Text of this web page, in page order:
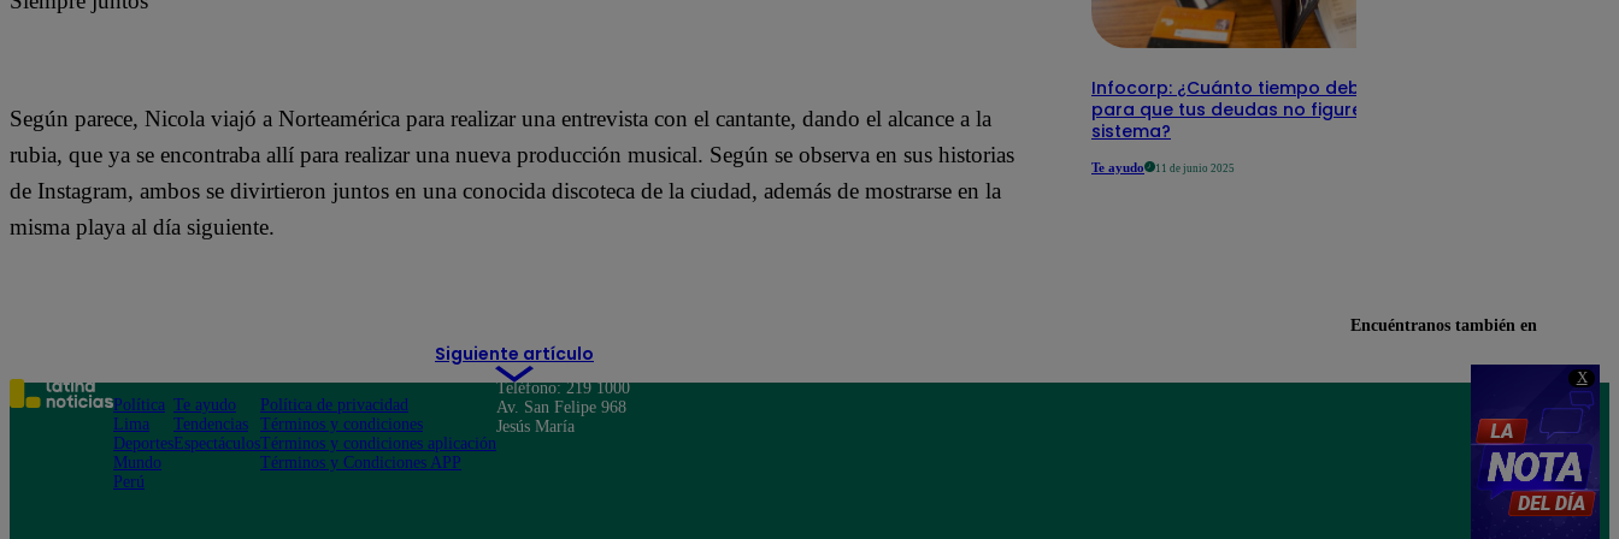
X
Según parece, Nicola viajó a Norteamérica para realizar una entrevista con el cantante, dando el alcance a la
rubia, que ya se encontraba allí para realizar una nueva producción musical. Según se observa en sus historias
de Instagram, ambos se divirtieron juntos en una conocida discoteca de la ciudad, además de mostrarse en la
misma playa al día siguiente.
Siguiente artículo
Infocorp: ¿Cuánto tiempo debe pasar
para que tus deudas no figuren en su
sistema?
Te ayudo 11 de junio 2025
Encuéntranos también en
Política
Lima
Deportes
Mundo
Perú
Te ayudo
Tendencias
Espectáculos
Política de privacidad
Términos y condiciones
Términos y condiciones aplicación
Términos y Condiciones APP
Teléfono: 219 1000
Av. San Felipe 968
Jesús María